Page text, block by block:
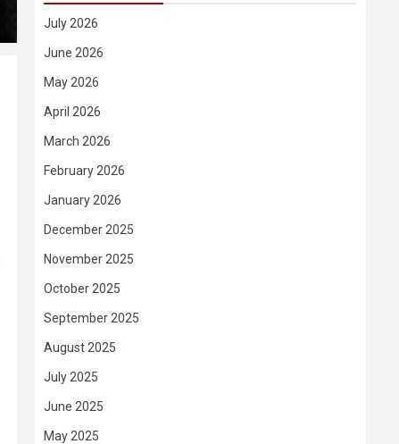
July 2026
June 2026
May 2026
April 2026
March 2026
February 2026
January 2026
December 2025
November 2025
October 2025
September 2025
August 2025
July 2025
June 2025
May 2025